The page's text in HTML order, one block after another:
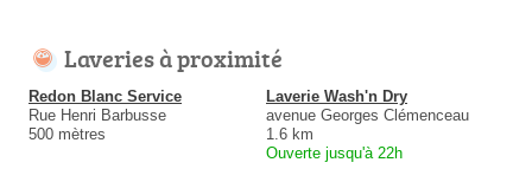
Laveries à proximité
Redon Blanc Service
Rue Henri Barbusse
500 mètres
Laverie Wash'n Dry
avenue Georges Clémenceau
1.6 km
Ouverte jusqu'à 22h